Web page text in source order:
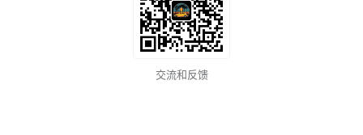
交流和反馈